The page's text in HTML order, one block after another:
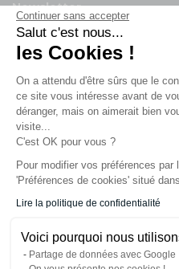
Continuer sans accepter
Salut c'est nous...
les Cookies !
On a attendu d'être sûrs que le
ce site vous intéresse avant de
déranger, mais on aimerait bien
visite...
C'est OK pour vous ?
Pour modifier vos préférences
'Préférences de cookies' situé
Lire la politique de confidentialité
Voici pourquoi nous
Partage de données avec Google
Newsletter
Enregistrez vous à
Restez à l'actualité sur nos
moment
NOS SERVICES
INFORMATIONS
CONTACT